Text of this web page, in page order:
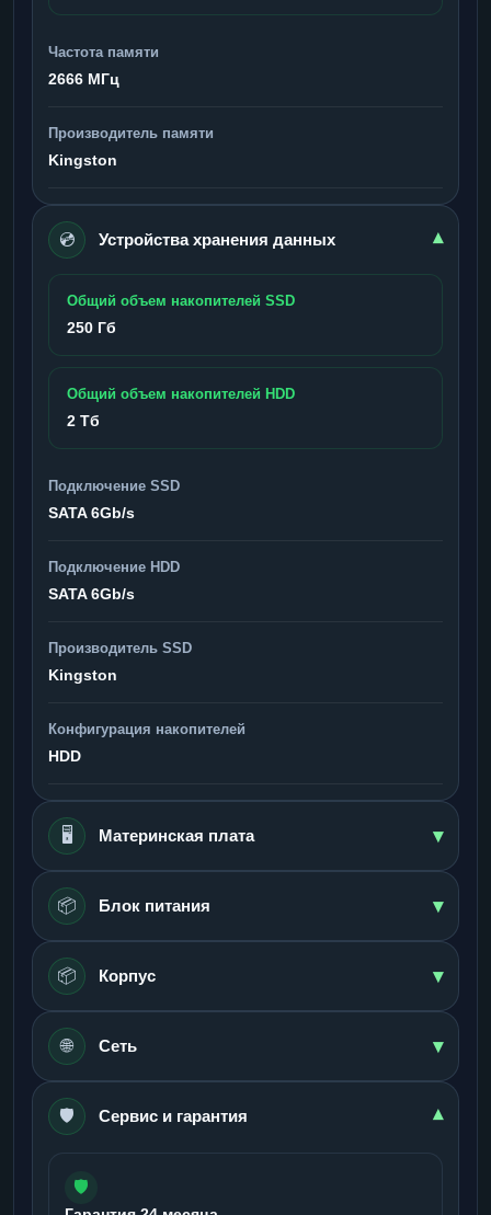
Частота памяти
2666 МГц
Производитель памяти
Kingston
💿 Устройства хранения данных ▾
Общий объем накопителей SSD
250 Гб
Общий объем накопителей HDD
2 Тб
Подключение SSD
SATA 6Gb/s
Подключение HDD
SATA 6Gb/s
Производитель SSD
Kingston
Конфигурация накопителей
HDD
🖥️ Материнская плата ▾
📦 Блок питания ▾
📦 Корпус ▾
🌐 Сеть ▾
🛡️ Сервис и гарантия ▾
🛡️